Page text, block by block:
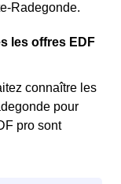
Radegonde.
les offres EDF
connaître les
pour
pro sont